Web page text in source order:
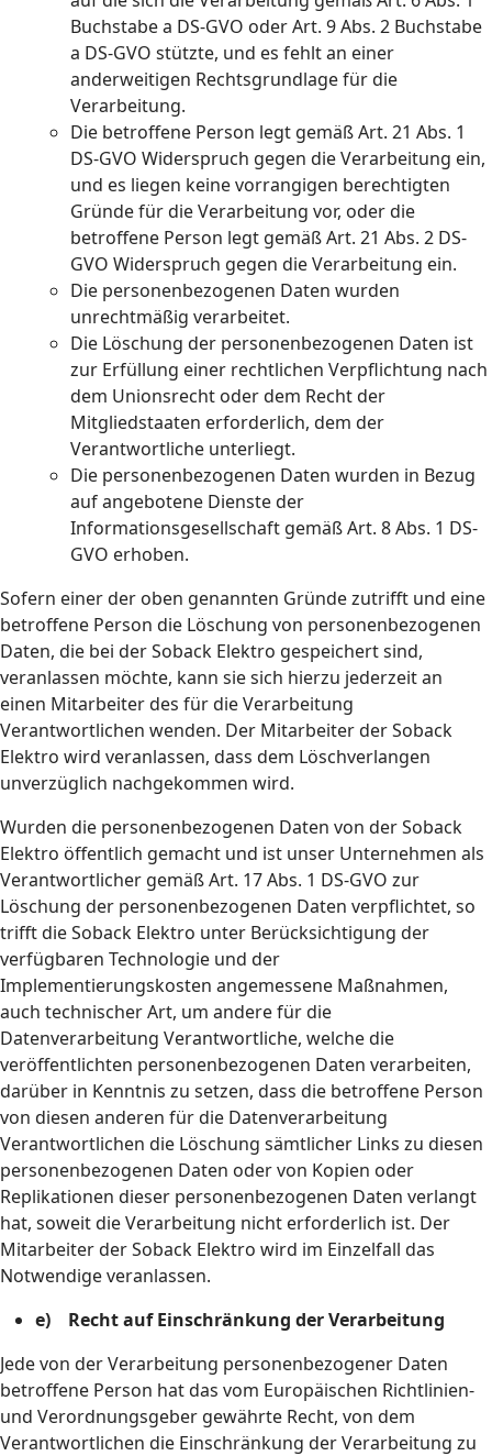
Buchstabe a DS-GVO oder Art. 9 Abs. 2 Buchstabe
a DS-GVO stützte, und es fehlt an einer
anderweitigen Rechtsgrundlage für die
Verarbeitung.
Die betroffene Person legt gemäß Art. 21 Abs. 1
DS-GVO Widerspruch gegen die Verarbeitung ein,
und es liegen keine vorrangigen berechtigten
Gründe für die Verarbeitung vor, oder die
betroffene Person legt gemäß Art. 21 Abs. 2 DS-
GVO Widerspruch gegen die Verarbeitung ein.
Die personenbezogenen Daten wurden
unrechtmäßig verarbeitet.
Die Löschung der personenbezogenen Daten ist
zur Erfüllung einer rechtlichen Verpflichtung nach
dem Unionsrecht oder dem Recht der
Mitgliedstaaten erforderlich, dem der
Verantwortliche unterliegt.
Die personenbezogenen Daten wurden in Bezug
auf angebotene Dienste der
Informationsgesellschaft gemäß Art. 8 Abs. 1 DS-
GVO erhoben.
Sofern einer der oben genannten Gründe zutrifft und eine
betroffene Person die Löschung von personenbezogenen
Daten, die bei der Soback Elektro gespeichert sind,
veranlassen möchte, kann sie sich hierzu jederzeit an
einen Mitarbeiter des für die Verarbeitung
Verantwortlichen wenden. Der Mitarbeiter der Soback
Elektro wird veranlassen, dass dem Löschverlangen
unverzüglich nachgekommen wird.
Wurden die personenbezogenen Daten von der Soback
Elektro öffentlich gemacht und ist unser Unternehmen als
Verantwortlicher gemäß Art. 17 Abs. 1 DS-GVO zur
Löschung der personenbezogenen Daten verpflichtet, so
trifft die Soback Elektro unter Berücksichtigung der
verfügbaren Technologie und der
Implementierungskosten angemessene Maßnahmen,
auch technischer Art, um andere für die
Datenverarbeitung Verantwortliche, welche die
veröffentlichten personenbezogenen Daten verarbeiten,
darüber in Kenntnis zu setzen, dass die betroffene Person
von diesen anderen für die Datenverarbeitung
Verantwortlichen die Löschung sämtlicher Links zu diesen
personenbezogenen Daten oder von Kopien oder
Replikationen dieser personenbezogenen Daten verlangt
hat, soweit die Verarbeitung nicht erforderlich ist. Der
Mitarbeiter der Soback Elektro wird im Einzelfall das
Notwendige veranlassen.
e) Recht auf Einschränkung der Verarbeitung
Jede von der Verarbeitung personenbezogener Daten
betroffene Person hat das vom Europäischen Richtlinien-
und Verordnungsgeber gewährte Recht, von dem
Verantwortlichen die Einschränkung der Verarbeitung zu